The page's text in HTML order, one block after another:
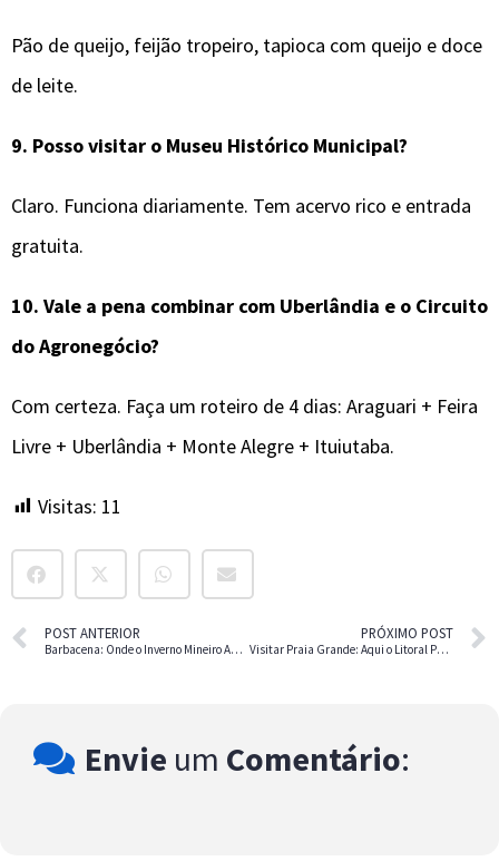
Pão de queijo, feijão tropeiro, tapioca com queijo e doce
de leite.
9. Posso visitar o Museu Histórico Municipal?
Claro. Funciona diariamente. Tem acervo rico e entrada
gratuita.
10. Vale a pena combinar com Uberlândia e o Circuito
do Agronegócio?
Com certeza. Faça um roteiro de 4 dias: Araguari + Feira
Livre + Uberlândia + Monte Alegre + Ituiutaba.
Visitas: 11
POST ANTERIOR
Barbacena: Onde o Inverno Mineiro Abraça a História e a Fé
PRÓXIMO POST
Visitar Praia Grande: Aqui o Litoral Paulista Tem Qualidade de Vida
Envie um Comentário: